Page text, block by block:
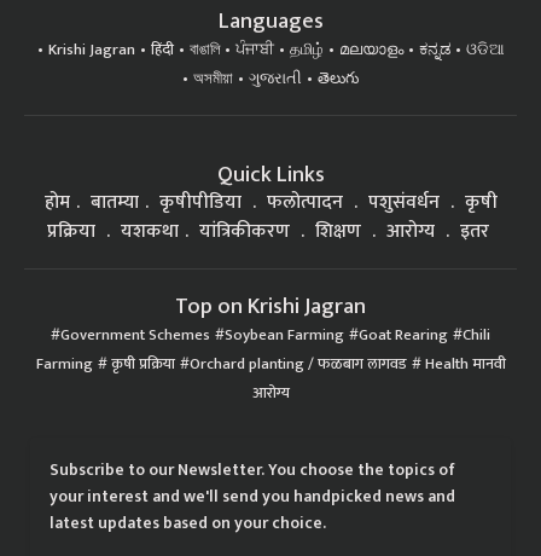
Languages
Krishi Jagran हिंदी বাঙালি ਪੰਜਾਬੀ தமிழ் മലയാളം ಕನ್ನಡ
ଓଡିଆ
অসমীয়া
ગુજરાતી తెలుగు
Quick Links
होम बातम्या कृषीपीडिया फलोत्पादन पशुसंवर्धन
कृषी
प्रक्रिया
यशकथा यांत्रिकीकरण शिक्षण आरोग्य इतर
Top on Krishi Jagran
Government Schemes Soybean Farming Goat Rearing Chili
Farming कृषी प्रक्रिया Orchard planting / फळबाग लागवड Health मानवी
आरोग्य
Subscribe to our Newsletter. You choose the topics of
your interest and we'll send you handpicked news and
latest updates based on your choice.